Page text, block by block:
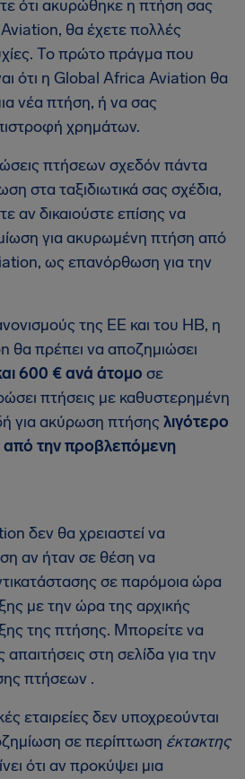
ότι ακυρώθηκε η πτήση σας
θα έχετε πολλές
Το πρώτο πράγμα που
ότι η Global Africa Aviation θα
νέα πτήση, ή να σας
χρημάτων.
πτήσεων σχεδόν πάντα
στα ταξιδιωτικά σας σχέδια,
αν δικαιούστε επίσης να
για ακυρωμένη πτήση από
ως επανόρθωση για την
της ΕΕ και του ΗΒ, η
πρέπει να αποζημιώσει
600 € ανά άτομο σε
πτήσεις με καθυστερημένη
για ακύρωση πτήσηςλιγότερο
από την προβλεπόμενη
δεν θα χρειαστεί να
αν ήταν σε θέση να
σε παρόμοια ώρα
με την ώρα της αρχικής
της πτήσης. Μπορείτε να
απαιτήσεις στη σελίδα για την
πτήσεων .
εταιρείες δεν υποχρεούνται
σε περίπτωση έκτακτης
ότι αν προκύψει μια